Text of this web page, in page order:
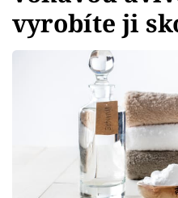
Bydlení
Zahrada
Sledujte prima+
vyrobíte ji